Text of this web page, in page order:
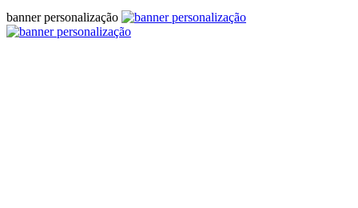
banner personalização